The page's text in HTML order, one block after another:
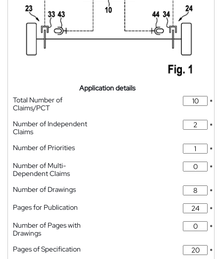
Application details
Total Number of
Claims/PCT
*
Number of Independent
Claims
*
Number of Priorities
*
Number of Multi-
Dependent Claims
*
Number of Drawings
*
Pages for Publication
*
Number of Pages with
Drawings
*
Pages of Specification
*